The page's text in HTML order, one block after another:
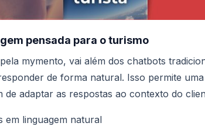
pensada para o turismo
mymento, vai além dos chatbots
de forma natural. Isso permite
de adaptar as respostas ao contexto do
em linguagem natural